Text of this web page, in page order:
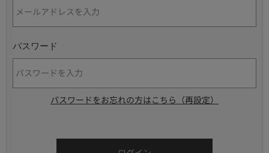
パスワード
パスワードをお忘れの方はこちら（再設定）